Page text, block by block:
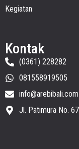
Kegiatan
Kontak
(0361) 228282
081558919505
info@arebibali.com
Jl. Patimura No.